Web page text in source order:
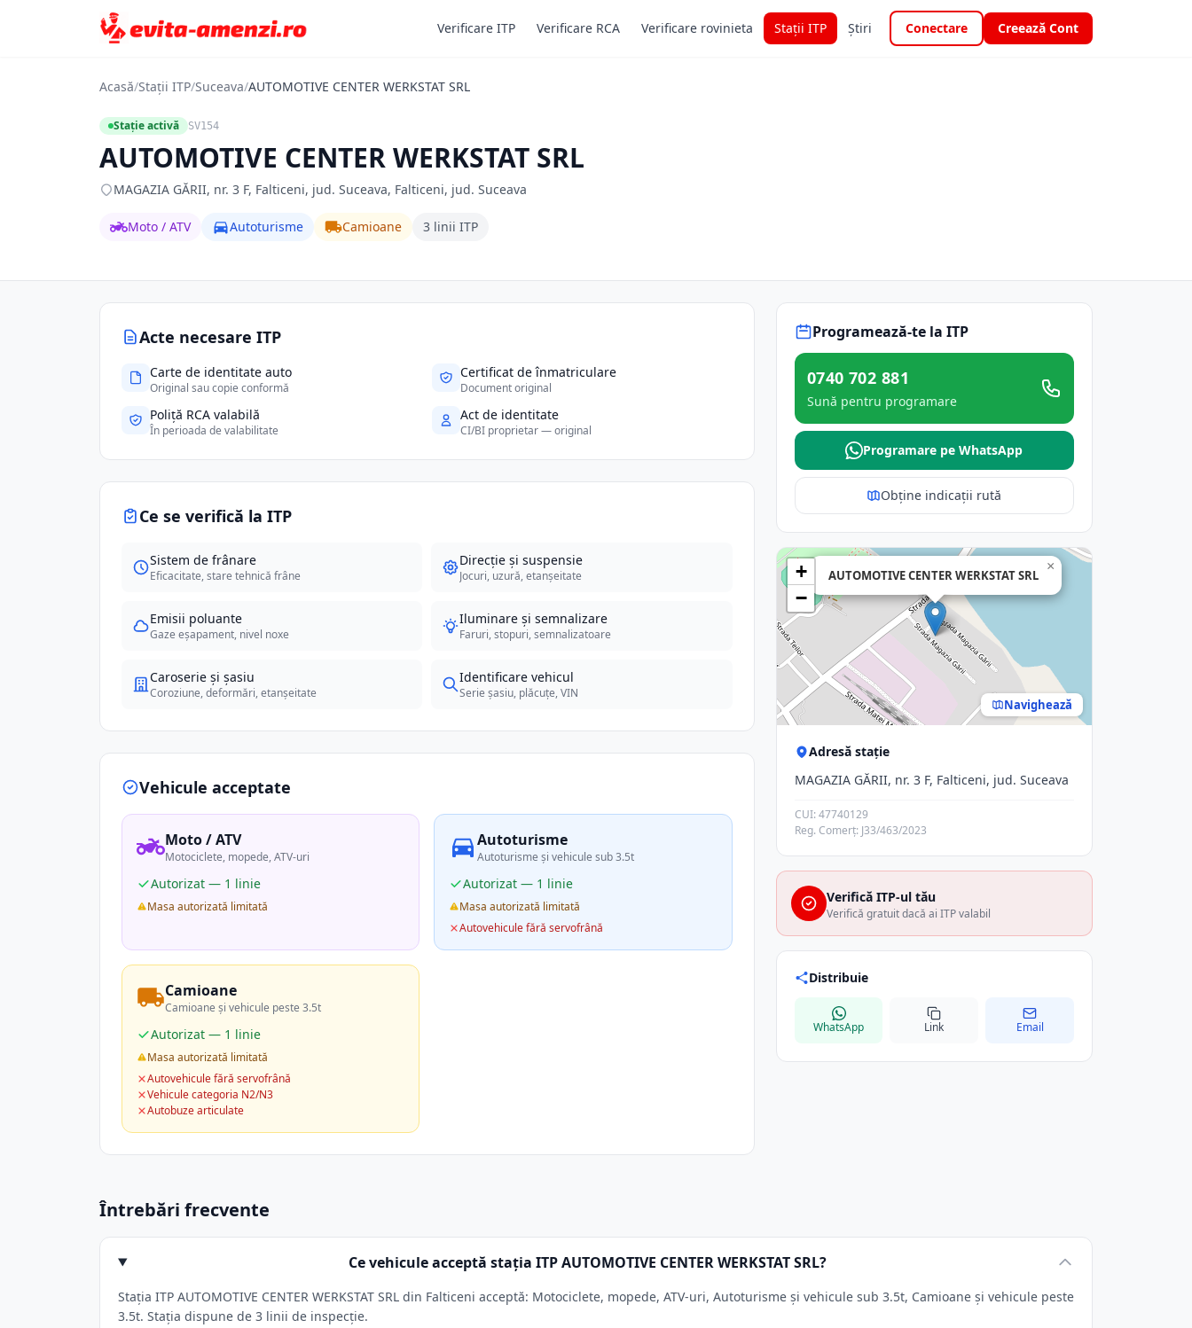
Verificare ITP Verificare RCA Verificare rovinieta Stații ITP Știri Conectare Creează Cont
Acasă/Stații ITP/Suceava/AUTOMOTIVE CENTER WERKSTAT SRL
Stație activă SV154
AUTOMOTIVE CENTER WERKSTAT SRL
MAGAZIA GĂRII, nr. 3 F, Falticeni, jud. Suceava, Falticeni, jud. Suceava
Moto / ATV Autoturisme Camioane 3 linii ITP
Acte necesare ITP
Carte de identitate auto
Original sau copie conformă
Certificat de înmatriculare
Document original
Poliță RCA valabilă
În perioada de valabilitate
Act de identitate
CI/BI proprietar — original
Ce se verifică la ITP
Sistem de frânare
Eficacitate, stare tehnică frâne
Direcție și suspensie
Jocuri, uzură, etanșeitate
Emisii poluante
Gaze eșapament, nivel noxe
Iluminare și semnalizare
Faruri, stopuri, semnalizatoare
Caroserie și șasiu
Coroziune, deformări, etanșeitate
Identificare vehicul
Serie șasiu, plăcuțe, VIN
Vehicule acceptate
Moto / ATV
Motociclete, mopede, ATV-uri
Autorizat — 1 linie
Masa autorizată limitată
Autoturisme
Autoturisme și vehicule sub 3.5t
Autorizat — 1 linie
Masa autorizată limitată
Autovehicule fără servofrână
Camioane
Camioane și vehicule peste 3.5t
Autorizat — 1 linie
Masa autorizată limitată
Autovehicule fără servofrână
Vehicule categoria N2/N3
Autobuze articulate
Programează-te la ITP
0740 702 881
Sună pentru programare
Programare pe WhatsApp
Obține indicații rută
AUTOMOTIVE CENTER WERKSTAT SRL
×
+
−
Navighează
Adresă stație
MAGAZIA GĂRII, nr. 3 F, Falticeni, jud. Suceava
CUI: 47740129
Reg. Comerț: J33/463/2023
Verifică ITP-ul tău
Verifică gratuit dacă ai ITP valabil
Distribuie
WhatsApp Link Email
Întrebări frecvente
Ce vehicule acceptă stația ITP AUTOMOTIVE CENTER WERKSTAT SRL?
Stația ITP AUTOMOTIVE CENTER WERKSTAT SRL din Falticeni acceptă: Motociclete, mopede, ATV-uri, Autoturisme și vehicule sub 3.5t, Camioane și vehicule peste
3.5t. Stația dispune de 3 linii de inspecție.